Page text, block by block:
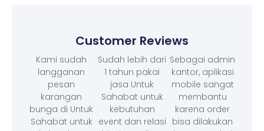
Customer Reviews
Kami sudah
langganan
pesan
karangan
bunga di Untuk
Sahabat untuk
Sudah lebih dari
1 tahun pakai
jasa Untuk
Sahabat untuk
kebutuhan
event dan relasi
Sebagai admin
kantor, aplikasi
mobile sangat
membantu
karena order
bisa dilakukan